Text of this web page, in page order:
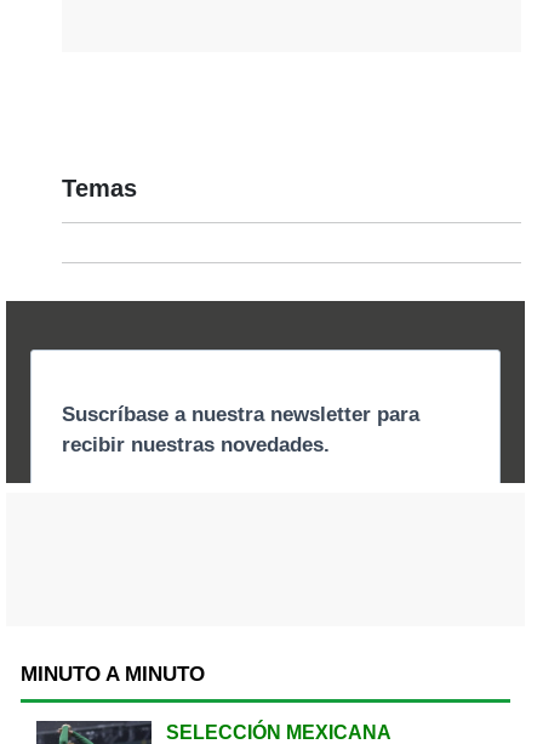
Temas
MINUTO A MINUTO
SELECCIÓN MEXICANA